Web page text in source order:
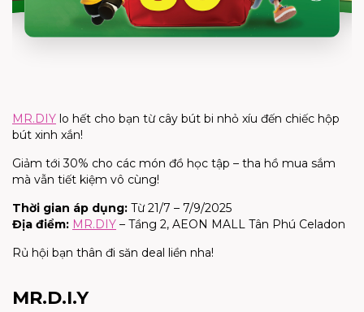
MR.DIY lo hết cho bạn từ cây bút bi nhỏ xíu đến chiếc hộp
bút xinh xắn!
Giảm tới 30% cho các món đồ học tập – tha hồ mua sắm
mà vẫn tiết kiệm vô cùng!
Thời gian áp dụng: Từ 21/7 – 7/9/2025
Địa điểm: MR.DIY – Tầng 2, AEON MALL Tân Phú Celadon
Rủ hội bạn thân đi săn deal liền nha!
MR.D.I.Y